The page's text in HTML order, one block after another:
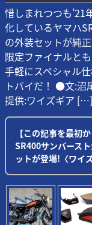
惜しまれつつも’21
化しているヤマハ
の外装セットが純
限定ファイナルと
手軽にスペシャル
トバイだ！ ●文:沼
提供:ワイズギア […]
【この記事を最初か
SR400サンバース
ットが登場!〈ワイ